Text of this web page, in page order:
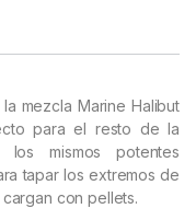
Halibut